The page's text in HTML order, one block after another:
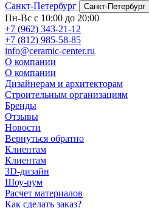
Санкт-Петербург
Санкт-Петербург
Пн-Вс с 10:00 до 20:00
+7 (962) 343-21-12
+7 (812) 985-58-85
info@ceramic-center.ru
О компании
О компании
Дизайнерам и архитекторам
Строительным организациям
Бренды
Отзывы
Новости
Вернуться обратно
Клиентам
Клиентам
3D-дизайн
Шоу-рум
Расчет материалов
Как сделать заказ?